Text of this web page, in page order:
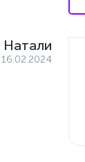
Натали
16.02.2024